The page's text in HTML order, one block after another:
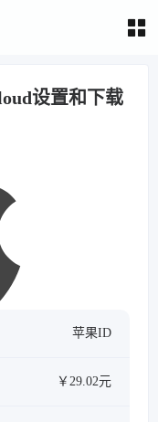
设置和下载
苹果ID
￥29.02元